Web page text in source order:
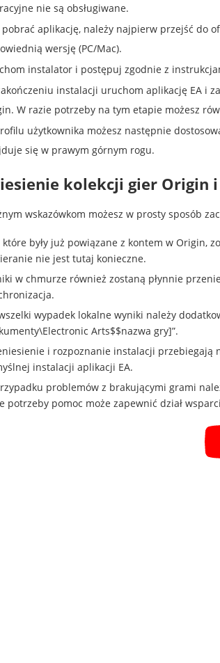
nie są obsługiwane.
pobrać aplikację, należy najpierw przejść do
wersję (PC/Mac).
instalator i postępuj zgodnie z
instalacji uruchom aplikację EA i
W razie potrzeby na tym etapie możesz
użytkownika możesz następnie
się w prawym górnym rogu.
kolekcji gier Origin
wskazówkom możesz w prosty sposób
które były już powiązane z kontem w Origin,
nie jest tutaj konieczne.
w chmurze również zostaną płynnie
wypadek lokalne wyniki należy
Arts$$nazwa gry]”.
i rozpoznanie instalacji
instalacji aplikacji EA.
problemów z brakującymi grami
potrzeby pomoc może zapewnić dział